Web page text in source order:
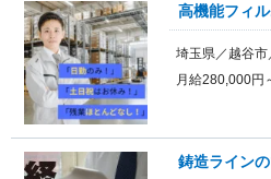
高機能フィ
埼玉県／越谷
月給280,000円
鋳造ライン